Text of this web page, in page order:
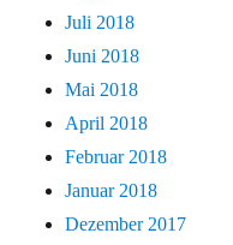
Juli 2018
Juni 2018
Mai 2018
April 2018
Februar 2018
Januar 2018
Dezember 2017